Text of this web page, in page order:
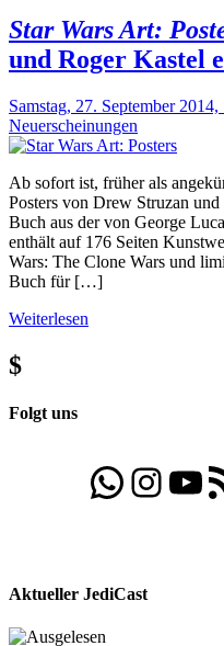
Star Wars Art:
und Roger Kastel
Samstag, 27. September 2014,
Neuerscheinungen
Ab sofort ist, früher als
Posters von Drew Struzan
Buch aus der von George
enthält auf 176 Seiten
Wars: The Clone Wars und
Buch für […]
Weiterlesen
$
Folgt uns
Folgt uns auf
Besucht unseren
Aktueller JediCast